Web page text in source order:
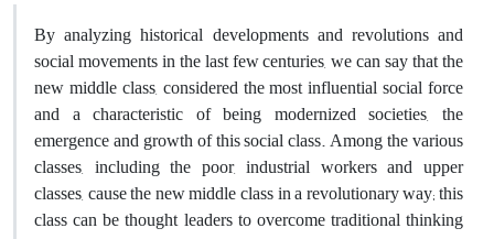
By analyzing historical developments and revolutions and
social movements in the last few centuries, we can say that the
new middle class, considered the most influential social force
and a characteristic of being modernized societies, the
emergence and growth of this social class. Among the various
classes, including the poor, industrial workers and upper
classes, cause the new middle class in a revolutionary way; this
class can be thought leaders to overcome traditional thinking